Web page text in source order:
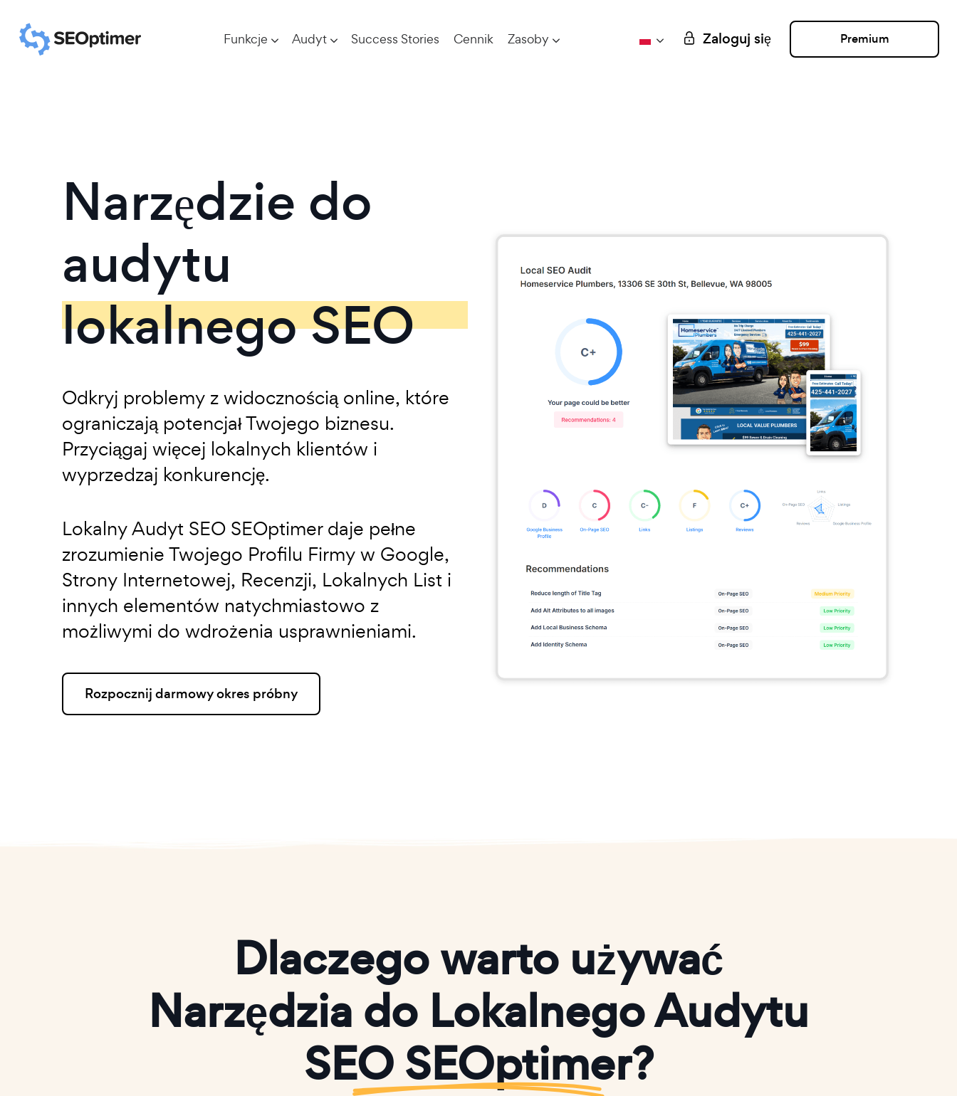
Funkcje Audyt Success Stories Cennik Zasoby Zaloguj się Premium
Narzędzie do
audytu
lokalnego SEO
Odkryj problemy z widocznością online, które
ograniczają potencjał Twojego biznesu.
Przyciągaj więcej lokalnych klientów i
wyprzedzaj konkurencję.
Lokalny Audyt SEO SEOptimer daje pełne
zrozumienie Twojego Profilu Firmy w Google,
Strony Internetowej, Recenzji, Lokalnych List i
innych elementów natychmiastowo z
możliwymi do wdrożenia usprawnieniami.
Rozpocznij darmowy okres próbny
Dlaczego warto używać
Narzędzia do Lokalnego Audytu
SEO SEOptimer?